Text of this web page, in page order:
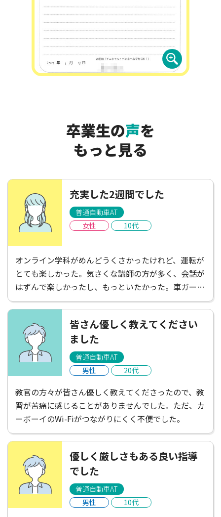
卒業生の声を
もっと見る
充実した2週間でした
普通自動車AT
女性
10代
オンライン学科がめんどうくさかったけれど、運転が
とても楽しかった。気さくな講師の方が多く、会話が
はずんで楽しかったし、もっといたかった。車ガール
は遠くて不便だと感じたけれど、たくさんごはんやさ
んがあって楽しかったし、講師の方がお店を教えてく
ださったりして楽しかった！充実した2週間でした。
皆さん優しく教えてください
ました
普通自動車AT
男性
20代
教官の方々が皆さん優しく教えてくださったので、教
習が苦痛に感じることがありませんでした。ただ、カ
ーボーイのWi-Fiがつながりにくく不便でした。
優しく厳しさもある良い指導
でした
普通自動車AT
男性
10代